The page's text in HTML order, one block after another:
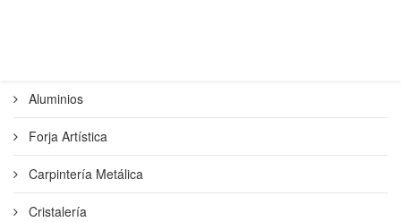
Aluminios
Forja Artística
Carpintería Metálica
Cristalería